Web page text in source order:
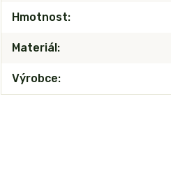
Hmotnost
Materiál
Výrobce